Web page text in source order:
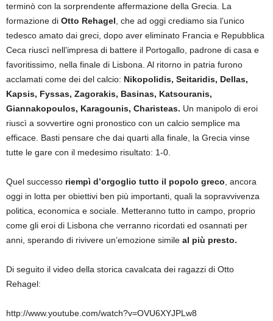
terminò con la sorprendente affermazione della Grecia. La
formazione di Otto Rehagel , che ad oggi crediamo sia l’unico
tedesco amato dai greci, dopo aver eliminato Francia e Repubblica
Ceca riuscì nell’impresa di battere il Portogallo, padrone di casa e
favoritissimo, nella finale di Lisbona. Al ritorno in patria furono
acclamati come dei del calcio: Nikopolidis, Seitaridis, Dellas,
Kapsis, Fyssas, Zagorakis, Basinas, Katsouranis,
Giannakopoulos, Karagounis, Charisteas. Un manipolo di eroi
riuscì a sovvertire ogni pronostico con un calcio semplice ma
efficace. Basti pensare che dai quarti alla finale, la Grecia vinse
tutte le gare con il medesimo risultato: 1-0.
Quel successo riempì d’orgoglio tutto il popolo greco , ancora
oggi in lotta per obiettivi ben più importanti, quali la sopravvivenza
politica, economica e sociale. Metteranno tutto in campo, proprio
come gli eroi di Lisbona che verranno ricordati ed osannati per
anni, sperando di rivivere un’emozione simile al più presto.
Di seguito il video della storica cavalcata dei ragazzi di Otto
Rehagel:
http://www.youtube.com/watch?v=OVU6XYJPLw8